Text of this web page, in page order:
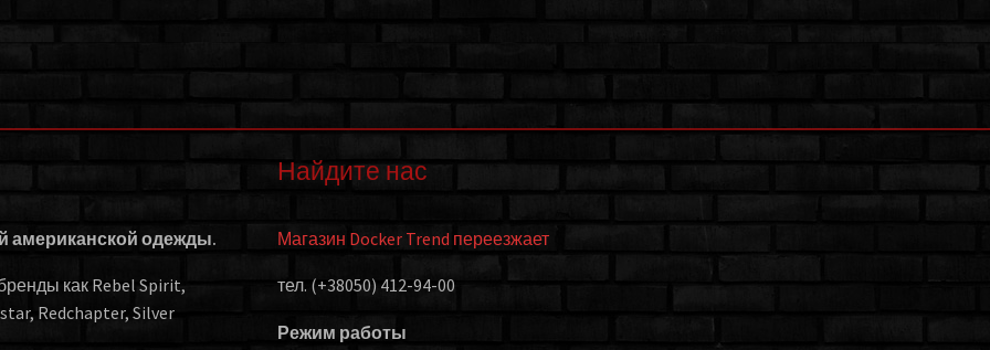
американской одежды.
как Rebel Spirit,
Redchapter, Silver
Найдите нас
Магазин Docker Trend переезжает
тел. (+38050) 412-94-00
Режим работы